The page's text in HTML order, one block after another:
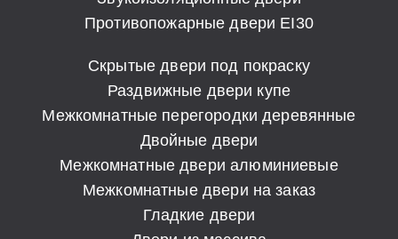
Противопожарные двери EI30
Скрытые двери под покраску
Раздвижные двери купе
Межкомнатные перегородки деревянные
Двойные двери
Межкомнатные двери алюминиевые
Межкомнатные двери на заказ
Гладкие двери